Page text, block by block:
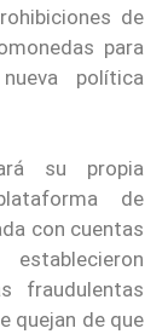
de
para
política
su propia
de
con cuentas
fraudulentas
quejan de que